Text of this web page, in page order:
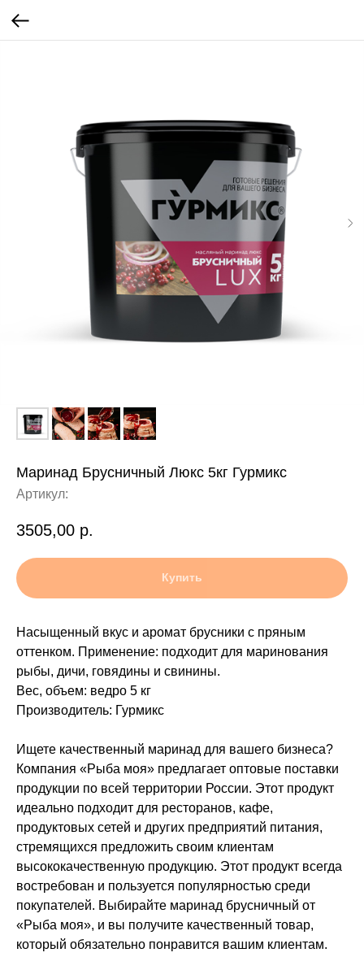
Маринад Брусничный Люкс 5кг Гурмикс
Артикул:
3505,00 р.
Купить
Насыщенный вкус и аромат брусники с пряным
оттенком. Применение: подходит для маринования
рыбы, дичи, говядины и свинины.
Вес, объем: ведро 5 кг
Производитель: Гурмикс
Ищете качественный маринад для вашего бизнеса?
Компания «Рыба моя» предлагает оптовые поставки
продукции по всей территории России. Этот продукт
идеально подходит для ресторанов, кафе,
продуктовых сетей и других предприятий питания,
стремящихся предложить своим клиентам
высококачественную продукцию. Этот продукт всегда
востребован и пользуется популярностью среди
покупателей. Выбирайте маринад брусничный от
«Рыба моя», и вы получите качественный товар,
который обязательно понравится вашим клиентам.